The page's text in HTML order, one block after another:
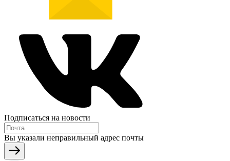
Подписаться на новости
Вы указали неправильный адрес почты